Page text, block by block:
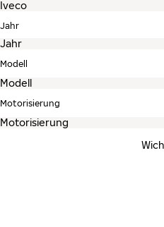
Jahr
Modell
Motorisierung